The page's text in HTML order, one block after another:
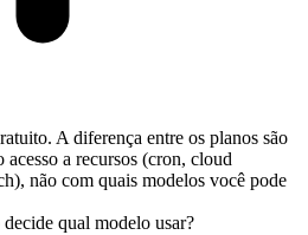
A diferença entre os planos são
acesso a recursos (cron, cloud
não com quais modelos você pode
qual modelo usar?